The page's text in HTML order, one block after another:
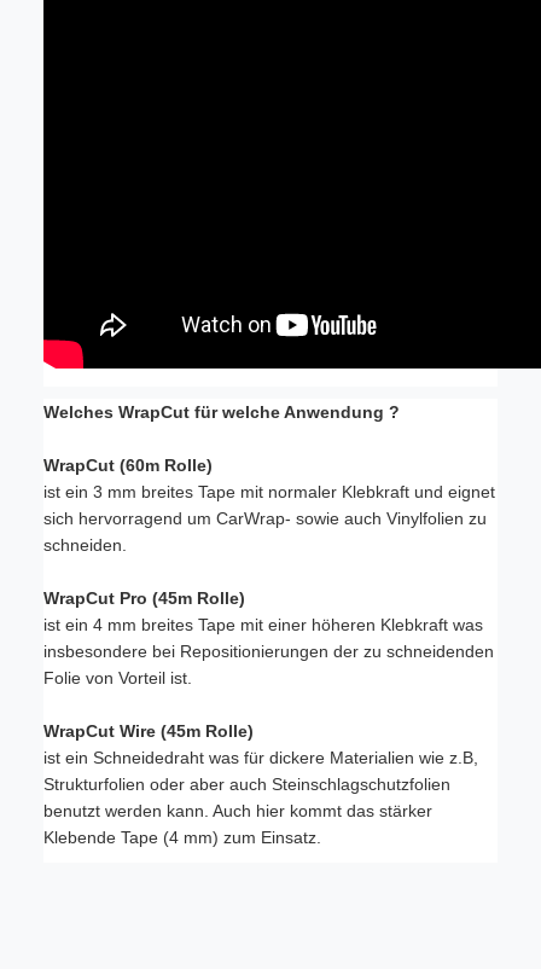
Welches WrapCut für welche Anwendung ?
WrapCut (60m Rolle)
ist ein 3 mm breites Tape mit normaler Klebkraft und eignet
sich hervorragend um CarWrap- sowie auch Vinylfolien zu
schneiden.
WrapCut Pro (45m Rolle)
ist ein 4 mm breites Tape mit einer höheren Klebkraft was
insbesondere bei Repositionierungen der zu schneidenden
Folie von Vorteil ist.
WrapCut Wire (45m Rolle)
ist ein Schneidedraht was für dickere Materialien wie z.B,
Strukturfolien oder aber auch Steinschlagschutzfolien
benutzt werden kann. Auch hier kommt das stärker
Klebende Tape (4 mm) zum Einsatz.